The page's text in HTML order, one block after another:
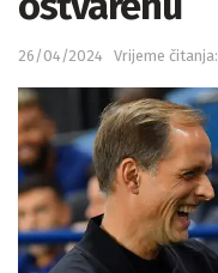
26/04/2024 Vrijeme